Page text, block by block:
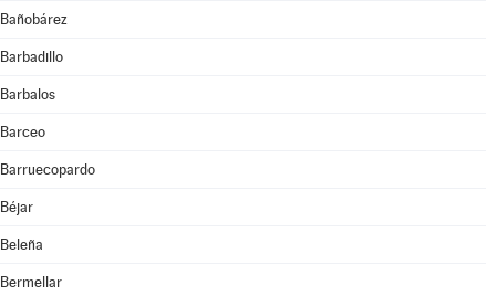
Bañobárez
Barbadillo
Barbalos
Barceo
Barruecopardo
Béjar
Beleña
Bermellar